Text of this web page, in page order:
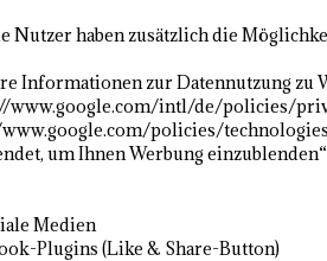
Nutzer haben zusätzlich die
Informationen zur Datennutzung zu
www.google.com/intl/de/policies/
policies/
um Ihnen Werbung
Medien
Plugins (Like & Share-Button)